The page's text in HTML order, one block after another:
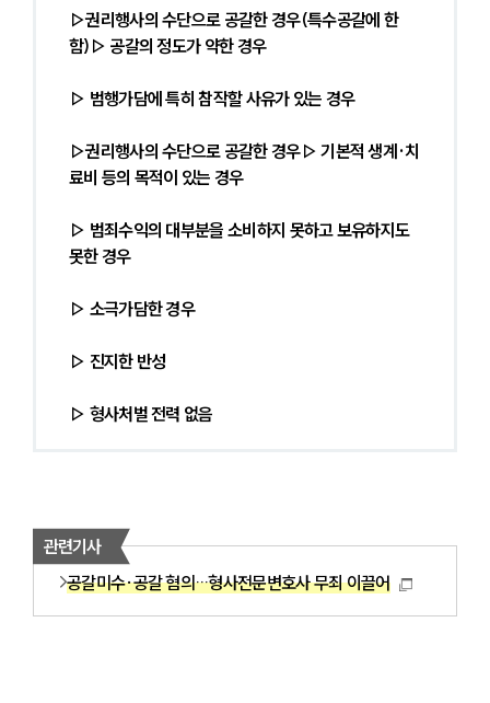
통합검색
▷권리행사의 수단으로 공갈한 경우(특수공갈에 한
함)▷ 공갈의 정도가 약한 경우
▷ 범행가담에 특히 참작할 사유가 있는 경우
▷권리행사의 수단으로 공갈한 경우▷ 기본적 생계·치
료비 등의 목적이 있는 경우
▷ 범죄수익의 대부분을 소비하지 못하고 보유하지도
못한 경우
▷ 소극가담한 경우
▷ 진지한 반성
▷ 형사처벌 전력 없음
관련기사
공갈미수·공갈 혐의…형사전문변호사 무죄 이끌어